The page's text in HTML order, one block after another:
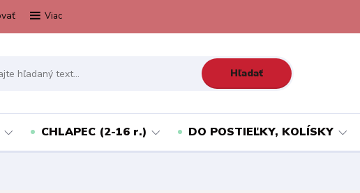
Viac
Hľadať
CHLAPEC (2-16 r.) DO POSTIEĽKY, KOLÍSKY